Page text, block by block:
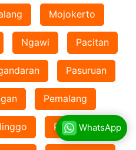
Mojokerto
Ngawi Pacitan
Pasuruan
Pemalang
Purbalingga
WhatsApp